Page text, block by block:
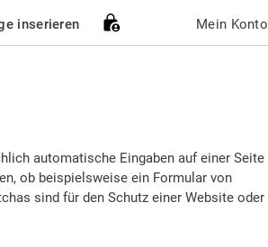
inserieren Mein Konto
automatische Eingaben auf einer Seite
ob beispielsweise ein Formular von
sind für den Schutz einer Website oder